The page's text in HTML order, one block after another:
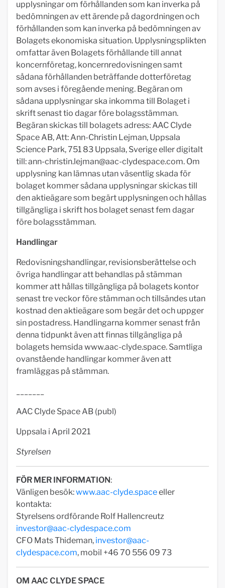
upplysningar om förhållanden som kan inverka på
bedömningen av ett ärende på dagordningen och
förhållanden som kan inverka på bedömningen av
Bolagets ekonomiska situation. Upplysningsplikten
omfattar även Bolagets förhållande till annat
koncernföretag, koncernredovisningen samt
sådana förhållanden beträffande dotterföretag
som avses i föregående mening. Begäran om
sådana upplysningar ska inkomma till Bolaget i
skrift senast tio dagar före bolagsstämman.
Begäran skickas till bolagets adress: AAC Clyde
Space AB, Att: Ann-Christin Lejman, Uppsala
Science Park, 751 83 Uppsala, Sverige eller digitalt
till:ann-christin.lejman@aac-clydespace.com. Om
upplysning kan lämnas utan väsentlig skada för
bolaget kommer sådana upplysningar skickas till
den aktieägare som begärt upplysningen och hållas
tillgängliga i skrift hos bolaget senast fem dagar
före bolagsstämman.
Handlingar
Redovisningshandlingar, revisionsberättelse och
övriga handlingar att behandlas på stämman
kommer att hållas tillgängliga på bolagets kontor
senast tre veckor före stämman och tillsändes utan
kostnad den aktieägare som begär det och uppger
sin postadress. Handlingarna kommer senast från
denna tidpunkt även att finnas tillgängliga på
bolagets hemsida www.aac-clyde.space. Samtliga
ovanstående handlingar kommer även att
framläggas på stämman.
AAC Clyde Space AB (publ)
Uppsala i April 2021
Styrelsen
FÖR MER INFORMATION:
Vänligen besök:www.aac-clyde.spaceeller
kontakta:
Styrelsens ordförande Rolf Hallencreutz
investor@aac-clydespace.com
CFO Mats Thideman, investor@aac-
clydespace.com, mobil +46 70 556 09 73
OM AAC CLYDE SPACE